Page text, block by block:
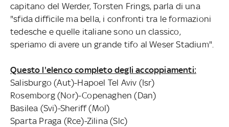
capitano del Werder, Torsten Frings, parla di una
"sfida difficile ma bella, i confronti tra le formazioni
tedesche e quelle italiane sono un classico,
speriamo di avere un grande tifo al Weser Stadium".
Questo l'elenco completo degli accoppiamenti:
Salisburgo (Aut)-Hapoel Tel Aviv (Isr)
Rosemborg (Nor)-Copenaghen (Dan)
Basilea (Svi)-Sheriff (Mol)
Sparta Praga (Rce)-Zilina (Slc)